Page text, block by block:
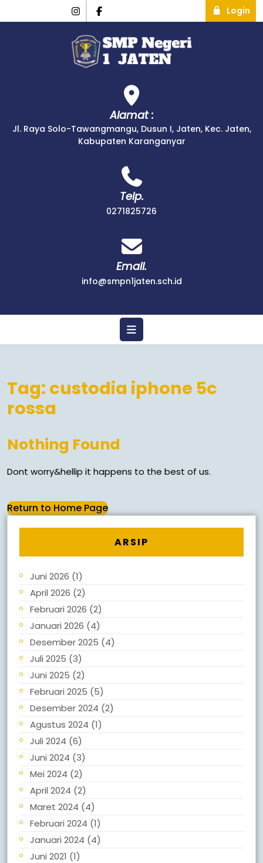
Login
Alamat :
Jl. Raya Solo-Tawangmangu, Dusun I, Jaten, Kec. Jaten,
Kabupaten Karanganyar
Telp.
0271825726
Email.
info@smpn1jaten.sch.id
Tag: custodia iphone 5c
rossa
Nothing Found
Dont worry&hellip it happens to the best of us.
Return to Home Page
ARSIP
Juni 2026 (1)
April 2026 (2)
Februari 2026 (2)
Januari 2026 (4)
Desember 2025 (4)
Juli 2025 (3)
Juni 2025 (2)
Februari 2025 (5)
Desember 2024 (2)
Agustus 2024 (1)
Juli 2024 (6)
Juni 2024 (3)
Mei 2024 (2)
April 2024 (2)
Maret 2024 (4)
Februari 2024 (1)
Januari 2024 (4)
Juni 2021 (1)